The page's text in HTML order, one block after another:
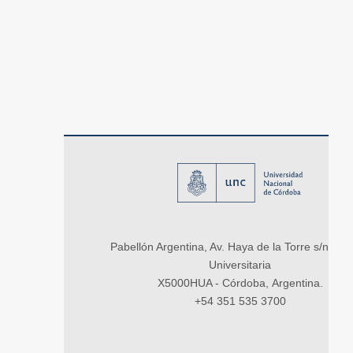
Pabellón Argentina, Av. Haya de la Torre s/n,
Universitaria
X5000HUA - Córdoba, Argentina.
+54 351 535 3700